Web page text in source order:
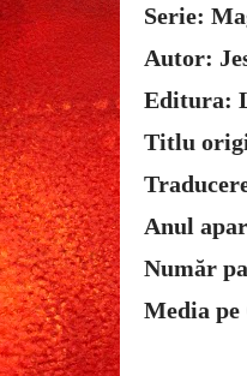
Serie:
Autor:
Editura:
Titlu
Anul
Număr
Media pe